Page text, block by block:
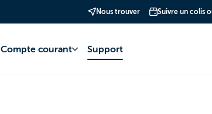
Nous trouver Suivre un colis
Compte courant Support